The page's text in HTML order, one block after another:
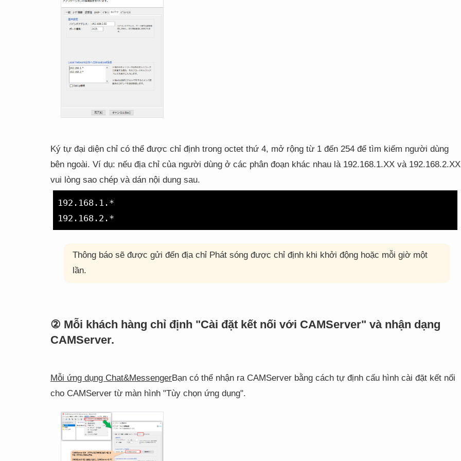
Ký tự đại diện chỉ có thể được chỉ định trong octet thứ 4, mở rộng từ 1 đến 254 để tìm kiếm người dùng
bên ngoài. Ví dụ: nếu địa chỉ của người dùng ở các phân đoạn khác nhau là 192.168.1.XX và
vui lòng sao chép và dán nội dung sau.
192.168.1.*
Thông báo sẽ được gửi đến địa chỉ Phát sóng được chỉ định khi khởi động hoặc mỗi giờ một
lần.
② Mỗi khách hàng chỉ định "Cài đặt kết nối với CAMServer" và nhận dạng
CAMServer.
Mỗi ứng dụng Chat&MessengerBạn có thể nhận ra CAMServer bằng cách tự định cấu hình cài đặt kết nối
cho CAMServer từ màn hình "Tùy chọn ứng dụng".